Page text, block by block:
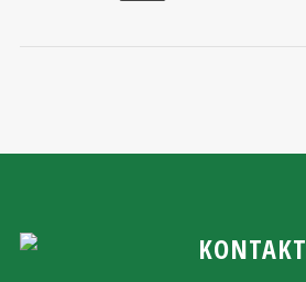
KONTAKT